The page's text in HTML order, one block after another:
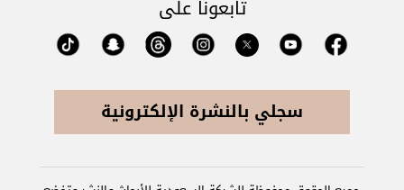
تابعونا على
سجلي بالنشرة الإلكترونية